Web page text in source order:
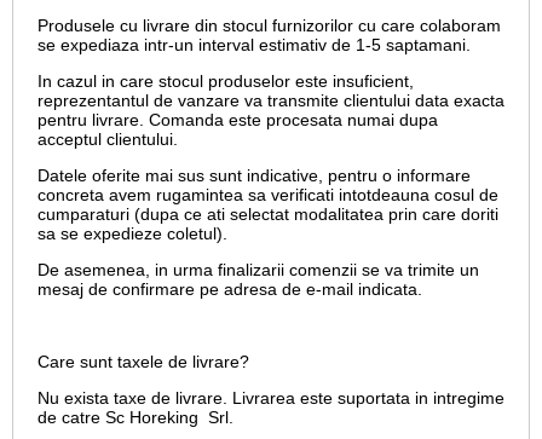
Produsele cu livrare din stocul furnizorilor cu care colaboram
se expediaza intr-un interval estimativ de 1-5 saptamani.
In cazul in care stocul produselor este insuficient,
reprezentantul de vanzare va transmite clientului data exacta
pentru livrare. Comanda este procesata numai dupa
acceptul clientului.
Datele oferite mai sus sunt indicative, pentru o informare
concreta avem rugamintea sa verificati intotdeauna cosul de
cumparaturi (dupa ce ati selectat modalitatea prin care doriti
sa se expedieze coletul).
De asemenea, in urma finalizarii comenzii se va trimite un
mesaj de confirmare pe adresa de e-mail indicata.
Care sunt taxele de livrare?
Nu exista taxe de livrare. Livrarea este suportata in intregime
de catre Sc Horeking Srl.